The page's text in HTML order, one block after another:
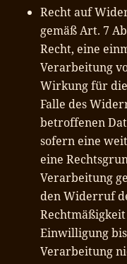
Recht auf
gemäß Art. 7
Recht, eine
Verarbeitung
Wirkung für
Falle des
betroffenen
sofern eine
eine
Verarbeitung
den Widerruf
Einwilligung
Verarbeitung